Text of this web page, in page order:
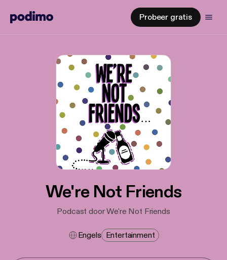
Probeer gratis
We're Not Friends
Podcast door We're Not Friends
Engels Entertainment